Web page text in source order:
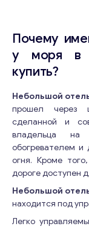
Почему
у моря в
купить?
Небольшой
прошел через
сделанной и
владельца
обогревателем и
огня. Кроме
дороге доступен
Небольшой
находится под
Легко